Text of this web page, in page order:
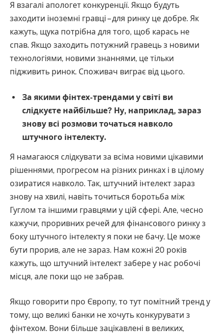
Я взагалі апологет конкуренції. Якщо будуть
заходити іноземні гравці – для ринку це добре. Як
кажуть, щука потрібна для того, щоб карась не
спав. Якщо заходить потужний гравець з новими
технологіями, новими знаннями, це тільки
підживить ринок. Споживач виграє від цього.
За якими фінтех-трендами у світі ви
слідкуєте найбільше? Ну, наприклад, зараз
знову всі розмови точаться навколо
штучного інтелекту.
Я намагаюся слідкувати за всіма новими цікавими
рішеннями, прогресом на різних ринках і в цілому
озиратися навколо. Так, штучний інтелект зараз
знову на хвилі, навіть точиться боротьба між
Гуглом та іншими гравцями у цій сфері. Але, чесно
кажучи, проривних речей для фінансового ринку з
боку штучного інтелекту я поки не бачу. Це може
бути прорив, але не зараз. Нам кожні 20 років
кажуть, що штучний інтелект забере у нас робочі
місця, але поки що не забрав.
Якщо говорити про Європу, то тут помітний тренд у
тому, що великі банки не хочуть конкурувати з
фінтехом. Вони більше зацікавлені в великих,